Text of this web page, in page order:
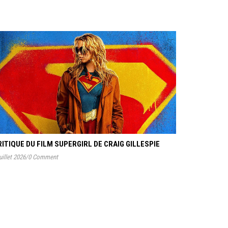
DU FILM SUPERGIRL DE CRAIG GILLESPIE
2026/0 Comment